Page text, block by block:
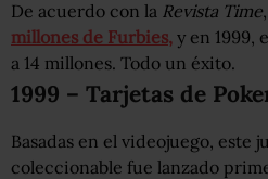
De acuerdo con la Revista Time
millones de Furbies, y en 1999,
a 14 millones. Todo un éxito.
1999 – Tarjetas de
Basadas en el videojuego, este
coleccionable fue lanzado